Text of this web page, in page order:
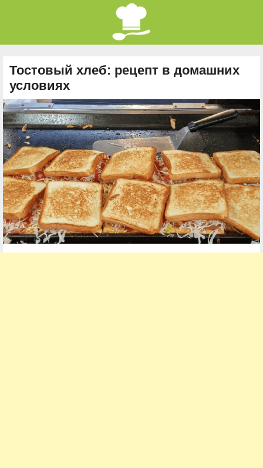
Тостовый хлеб: рецепт в домашних
условиях